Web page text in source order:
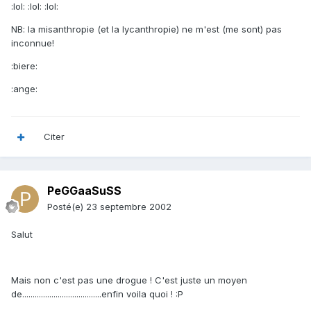
:lol: :lol: :lol:
NB: la misanthropie (et la lycanthropie) ne m'est (me sont) pas
inconnue!
:biere:
:ange:
Citer
PeGGaaSuSS
Posté(e) 23 septembre 2002
Salut
Mais non c'est pas une drogue ! C'est juste un moyen
de......................................enfin voila quoi ! :P